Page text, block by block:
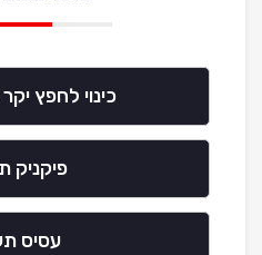
כינוי לחפץ
פיקניק
עסיס